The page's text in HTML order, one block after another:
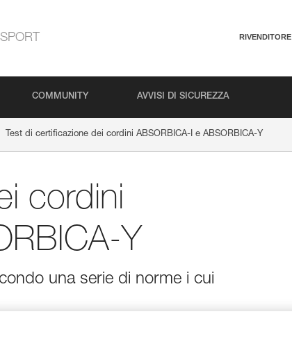
SPORT RIVENDITORE
COMMUNITY AVVISI DI SICUREZZA
Test di certificazione dei cordini ABSORBICA-I e ABSORBICA-Y
cordini
Y
una serie di norme i cui